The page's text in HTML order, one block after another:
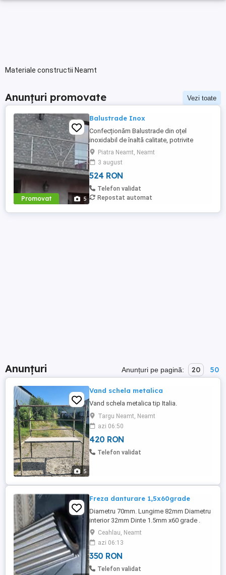
Materiale constructii Neamt
Anunțuri promovate Vezi toate
Promovat 5
Balustrade Inox
Confecționăm Balustrade din oțel
inoxidabil de înaltă calitate, potrivite
pentru o varietate de aplicații. Rezistente
și durabile, aceste balustrade adaugă un
aspect modern și elegant oricărui spațiu.
Balustrade , uscătoare rufe exterior, porti
si multe altele toate din inox
Piatra Neamt, Neamt
3 august
524 RON
Telefon validat
Repostat automat
Anunțuri Anunțuri pe pagină: 20 50
5
Vand schela metalica
Vand schela metalica tip Italia.
Targu Neamt, Neamt
azi 06:50
420 RON
Telefon validat
Freza danturare 1,5x60grade
Diametru 70mm. Lungime 82mm Diametru
interior 32mm Dinte 1.5mm x60 grade .
Ceahlau, Neamt
azi 06:13
350 RON
Telefon validat